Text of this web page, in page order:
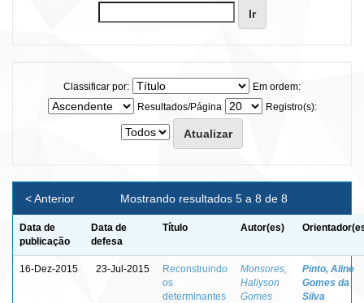
Classificar por:
Em ordem:
Resultados/Página
Registro(s):
Mostrando resultados 5 a 8 de 8
< Anterior
Data de
publicação
Data de
defesa
Título Autor(es)
16-Dez-2015 23-Jul-2015
Reconstruindo
os
determinantes
Monsores,
Hallyson
Gomes
Pinto, Aline
Gomes da
Silva